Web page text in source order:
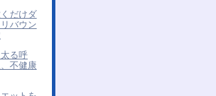
だけダ
バウン
る呼
不健康